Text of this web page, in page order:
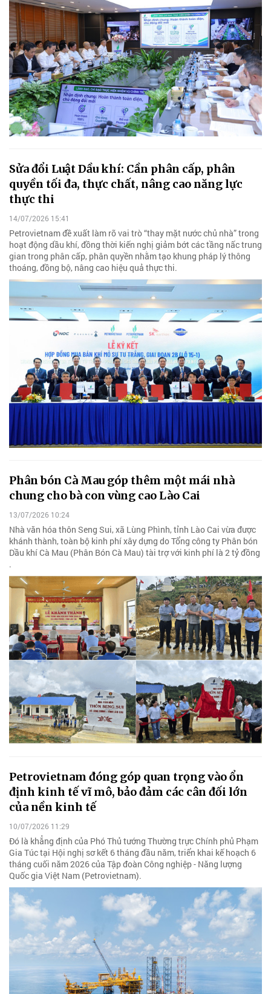
Sửa đổi Luật Dầu khí: Cần phân cấp, phân
quyền tối đa, thực chất, nâng cao năng lực
thực thi
14/07/2026 15:41
Petrovietnam đề xuất làm rõ vai trò “thay mặt nước chủ nhà” trong
hoạt động dầu khí, đồng thời kiến nghị giảm bớt các tầng nấc trung
gian trong phân cấp, phân quyền nhằm tạo khung pháp lý thông
thoáng, đồng bộ, nâng cao hiệu quả thực thi.
Phân bón Cà Mau góp thêm một mái nhà
chung cho bà con vùng cao Lào Cai
13/07/2026 10:24
Nhà văn hóa thôn Seng Sui, xã Lùng Phình, tỉnh Lào Cai vừa được
khánh thành, toàn bộ kinh phí xây dựng do Tổng công ty Phân bón
Dầu khí Cà Mau (Phân Bón Cà Mau) tài trợ với kinh phí là 2 tỷ đồng
.
Petrovietnam đóng góp quan trọng vào ổn
định kinh tế vĩ mô, bảo đảm các cân đối lớn
của nền kinh tế
10/07/2026 11:29
Đó là khẳng định của Phó Thủ tướng Thường trực Chính phủ Phạm
Gia Túc tại Hội nghị sơ kết 6 tháng đầu năm, triển khai kế hoạch 6
tháng cuối năm 2026 của Tập đoàn Công nghiệp - Năng lượng
Quốc gia Việt Nam (Petrovietnam).